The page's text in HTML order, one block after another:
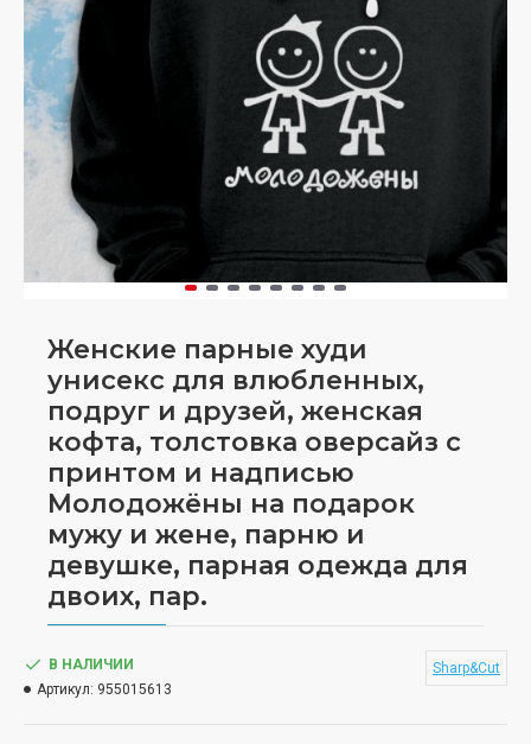
Женские парные худи
унисекс для влюбленных,
подруг и друзей, женская
кофта, толстовка оверсайз с
принтом и надписью
Молодожёны на подарок
мужу и жене, парню и
девушке, парная одежда для
двоих, пар.
В НАЛИЧИИ
Артикул: 955015613
Sharp&Cut